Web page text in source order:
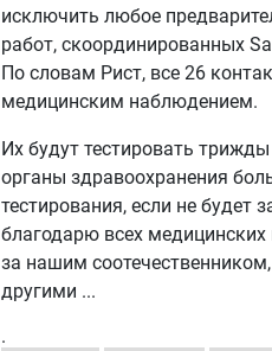
исключить любое
работ, скоординированных
По словам Рист, все 26
медицинским наблюдением.
Их будут тестировать
органы здравоохранения
тестирования, если не будет
благодарю всех
за нашим
другими
.